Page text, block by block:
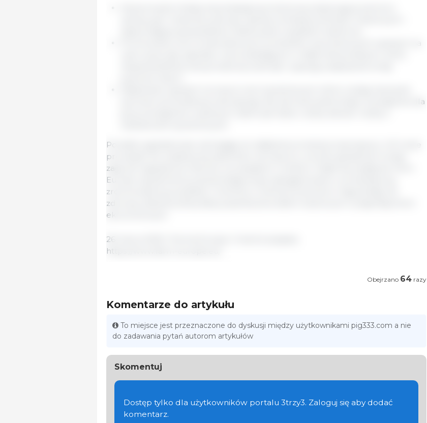
żywności pochodzenia zwierzęcego dla zdrowia publicznego, szczególnie dla
Ponadto sygnatariusze ostrzegają, że osłabienie produkcji zwierzęcej w UE może
prowadzić do zwiększonej zależności od importu, wzrostu globalnych emisji i
zagrozić egzystencji milionów europejskich rolników. Dzięki tej inicjatywie Farm
Europe i jej partnerzy potwierdzają swoje zaangażowanie w produktywną,
zrównoważoną przyszłość rolnictwa, w której konsumenci mają dostęp do
zdrowej, zbilansowanej diety popartej dowodami naukowymi i pragmatyzmem
ekonomicznym.
26 marca 2025 / Farma Europa / Unia Europejska.
https://www.farm-europe.eu/
Obejrzano 64 razy
Komentarze do artykułu
To miejsce jest przeznaczone do dyskusji między użytkownikami pig333.com a nie
do zadawania pytań autorom artykułów
Skomentuj
Dostęp tylko dla użytkowników portalu 3trzy3. Zaloguj się aby dodać
komentarz.